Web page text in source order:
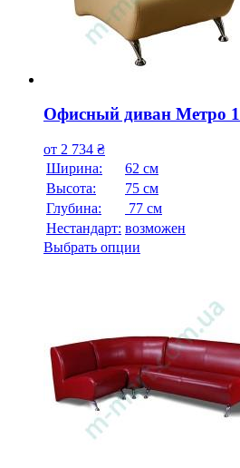
Офисный диван Метро 1
от 2 734 ₴
Ширина:
62 см
Высота:
75 см
Глубина:
77 см
Нестандарт: возможен
Выбрать опции